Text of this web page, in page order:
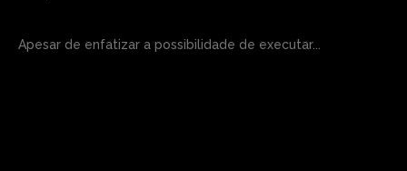
Apesar de enfatizar a possibilidade de executar...